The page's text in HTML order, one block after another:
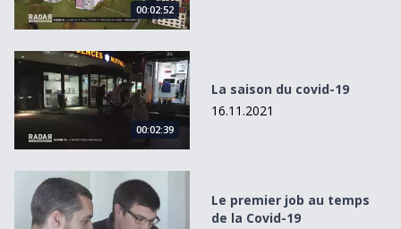
00:02:52
La saison du covid-19
00:02:39
La saison du covid-19
16.11.2021
Le premier job au temps de la Covid-19
Le premier job au temps
de la Covid-19